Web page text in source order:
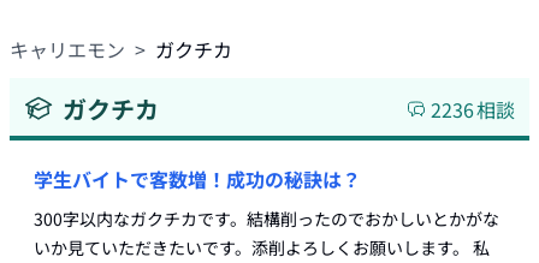
キャリエモン > ガクチカ
ガクチカ 2236相談
学生バイトで客数増！成功の秘訣は？
300字以内なガクチカです。結構削ったのでおかしいとかがな
いか見ていただきたいです。添削よろしくお願いします。 私